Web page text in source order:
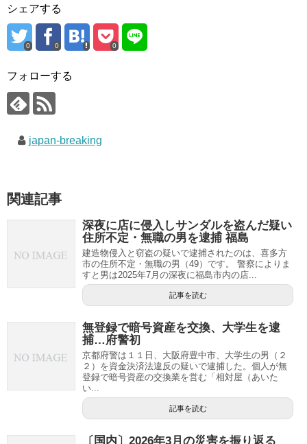
シェアする
0 0 0
フォローする
japan-breaking
関連記事
深夜に店に侵入しサンダルを盗んだ疑い
住所不定・無職の男を逮捕 福島
建造物侵入と窃盗の疑いで逮捕されたのは、喜多方
市の住所不定・無職の男（49）です。 警察によりま
すと男は2025年7月の深夜に福島市内の店...
記事を読む
無登録で暗号資産を交換、大学生を逮
捕…府警初
京都府警は１１日、大阪府豊中市、大学生の男（２
２）を資金決済法違反の疑いで逮捕した。個人が無
登録で暗号資産の交換業を営む「相対屋（あいた
い...
記事を読む
〔国内〕2026年3月の災害を振り返る